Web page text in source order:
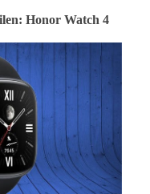
Honor Watch 4